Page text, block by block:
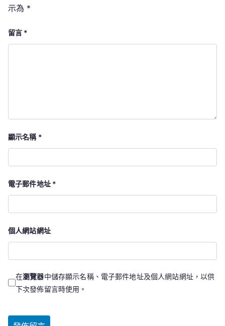
示為 *
留言 *
顯示名稱 *
電子郵件地址 *
個人網站網址
在瀏覽器中儲存顯示名稱、電子郵件地址及個人網站網址，以供
下次發佈留言時使用。